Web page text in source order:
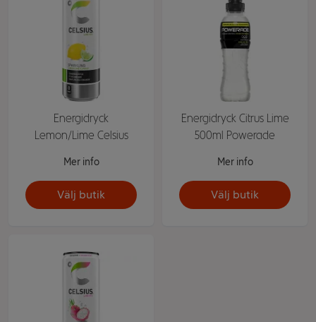
Energidryck
Lemon/Lime Celsius
Mer info
Välj butik
Energidryck Citrus Lime
500ml Powerade
Mer info
Välj butik